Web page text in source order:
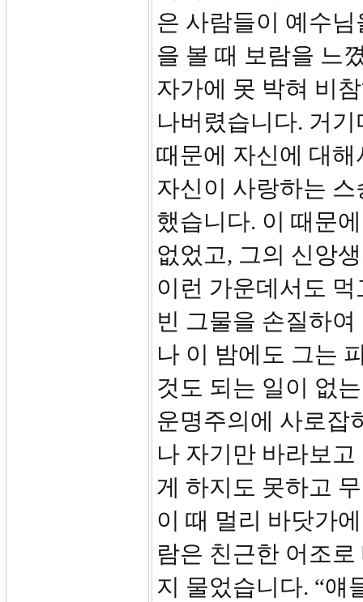
은 사람들이 예수
을 볼 때 보람을 느
자가에 못 박혀 비
나버렸습니다. 거
때문에 자신에 대
자신이 사랑하는
했습니다. 이 때문
없었고, 그의 신앙
이런 가운데서도
빈 그물을 손질하
나 이 밤에도 그는
것도 되는 일이 없
운명주의에 사로잡
나 자기만 바라보
게 하지도 못하고
이 때 멀리 바닷가
람은 친근한 어조
지 물었습니다. “얘